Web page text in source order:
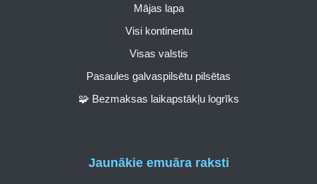
Mājas lapa
Visi kontinentu
Visas valstis
Pasaules galvaspilsētu pilsētas
🧩 Bezmaksas laikapstākļu logrīks
Jaunākie emuāra raksti